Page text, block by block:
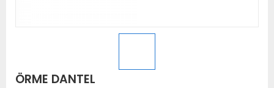
ÖRME DANTEL